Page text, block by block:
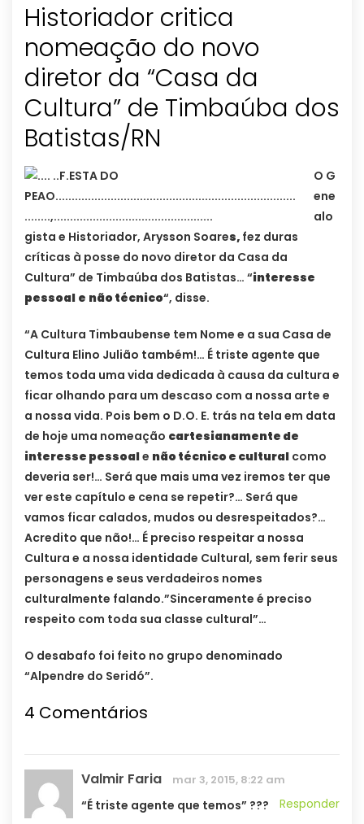
Historiador critica
nomeação do novo
diretor da “Casa da
Cultura” de Timbaúba dos
Batistas/RN
O G
ene
alo
gista e Historiador, Arysson Soares, fez duras
críticas à posse do novo diretor da Casa da
Cultura” de Timbaúba dos Batistas… “interesse
pessoal e não técnico“, disse.
“A Cultura Timbaubense tem Nome e a sua Casa de
Cultura Elino Julião também!… É triste agente que
temos toda uma vida dedicada à causa da cultura e
ficar olhando para um descaso com a nossa arte e
a nossa vida. Pois bem o D.O. E. trás na tela em data
de hoje uma nomeação cartesianamente de
interesse pessoale não técnico e cultural como
deveria ser!… Será que mais uma vez iremos ter que
ver este capítulo e cena se repetir?… Será que
vamos ficar calados, mudos ou desrespeitados?…
Acredito que não!… É preciso respeitar a nossa
Cultura e a nossa identidade Cultural, sem ferir seus
personagens e seus verdadeiros nomes
culturalmente falando.”Sinceramente é preciso
respeito com toda sua classe cultural”…
O desabafo foi feito no grupo denominado
“Alpendre do Seridó”.
4 Comentários
Valmir Faria mar 3, 2015, 8:22 am
Responder
“É triste agente que temos” ???